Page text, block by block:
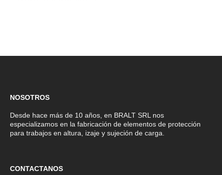
NOSOTROS
Desde hace más de 10 años, en BRALT SRL nos
especializamos en la fabricación de elementos de protección
para trabajos en altura, izaje y sujeción de carga.
CONTACTANOS